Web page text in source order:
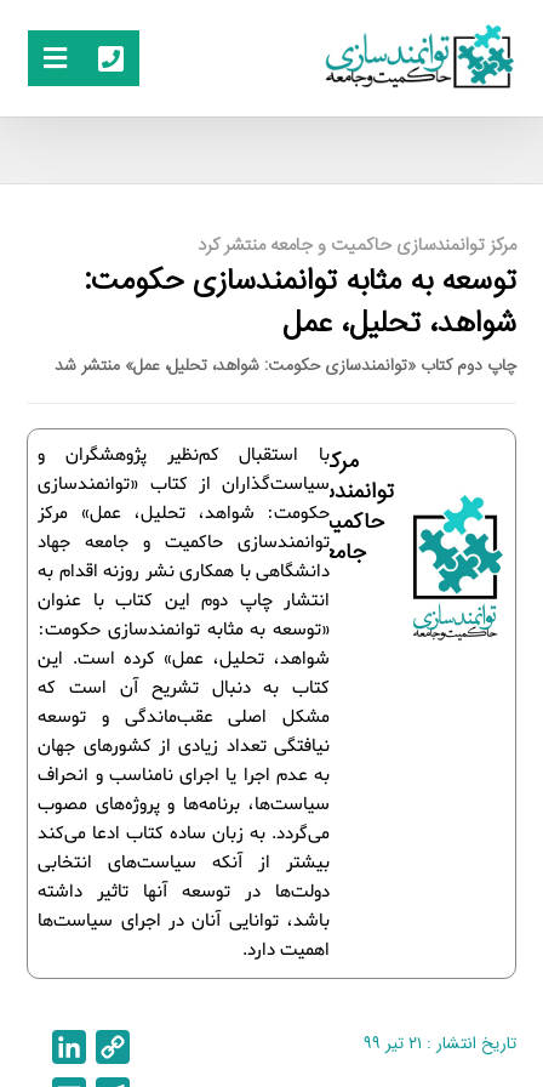
مرکز توانمندسازی حاکمیت و جامعه منتشر کرد
توسعه به مثابه توانمندسازی حکومت:
شواهد، تحلیل، عمل
چاپ دوم کتاب «توانمندسازی حکومت: شواهد، تحلیل، عمل» منتشر شد
با استقبال کم‌نظیر پژوهشگران و
سیاست‌گذاران از کتاب «توانمندسازی
حکومت: شواهد، تحلیل، عمل» مرکز
توانمندسازی حاکمیت و جامعه جهاد
دانشگاهی با همکاری نشر روزنه اقدام به
انتشار چاپ دوم این کتاب با عنوان
«توسعه به مثابه توانمندسازی حکومت:
شواهد، تحلیل، عمل» کرده است. این
کتاب به دنبال تشریح آن است که
مشکل اصلی عقب‌ماندگی و توسعه
نیافتگی تعداد زیادی از کشورهای جهان
به عدم اجرا یا اجرای نامناسب و انحراف
سیاست‌ها، برنامه‌ها و پروژه‌های مصوب
می‌گردد. به زبان ساده کتاب ادعا می‌کند
بیشتر از آنکه سیاست‌های انتخابی
دولت‌ها در توسعه آنها تاثیر داشته
باشد، توانایی آنان در اجرای سیاست‌ها
اهمیت دارد.
مرکز
توانمندسازی
حاکمیت و
جامعه
تاریخ انتشار : ۲۱ تیر ۹۹
o
i